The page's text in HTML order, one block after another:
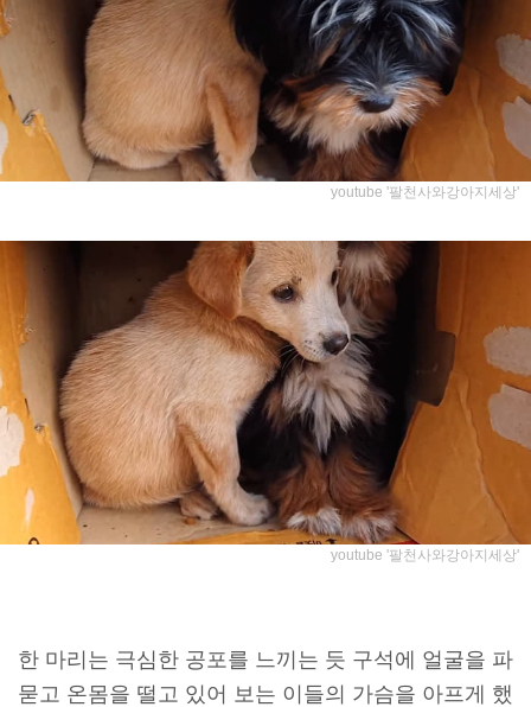
youtube '팔천사와강아지세상'
youtube '팔천사와강아지세상'
한 마리는 극심한 공포를 느끼는 듯 구석에 얼굴을 파
묻고 온몸을 떨고 있어 보는 이들의 가슴을 아프게 했